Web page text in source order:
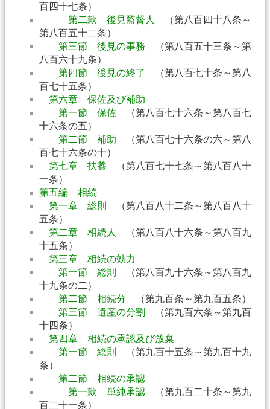
百四十七条）
第二款 後見監督人
（第八百四十八条～
第八百五十二条）
第三節 後見の事務 （第八百五十三条～第
八百六十九条）
第四節 後見の終了
（第八百七十条～第八
百七十五条）
第六章 保佐及び補助
第一節 保佐 （第八百七十六条～第八百七
十六条の五）
第二節 補助 （第八百七十六条の六～第八
百七十六条の十）
第七章 扶養 （第八百七十七条～第八百八十
一条）
第五編 相続
第一章 総則
（第八百八十二条～第八百八十
五条）
第二章 相続人
（第八百八十六条～第八百九
十五条）
第三章 相続の効力
第一節 総則
（第八百九十六条～第八百九
十九条の二）
第二節 相続分 （第九百条～第九百五条）
第三節 遺産の分割
（第九百六条～第九百
十四条）
第四章 相続の承認及び放棄
第一節 総則
（第九百十五条～第九百十九
条）
第二節 相続の承認
第一款 単純承認 （第九百二十条～第九
百二十一条）